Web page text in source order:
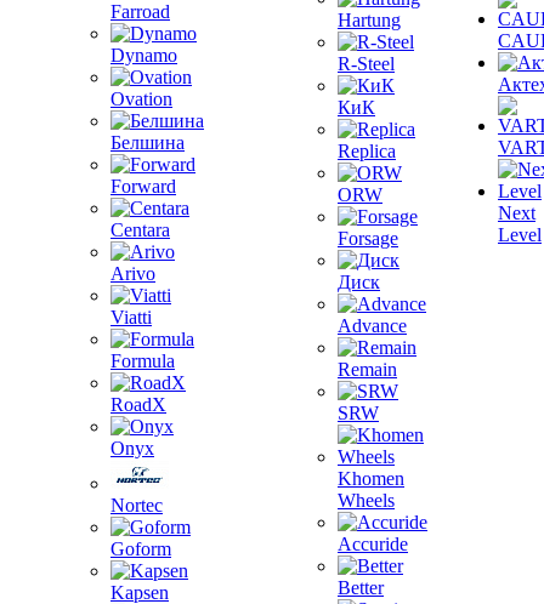
Farroad
Dynamo
Ovation
Белшина
Forward
Centara
Arivo
Viatti
Formula
RoadX
Onyx
Nortec
Goform
Kapsen
Hartung
R-Steel
КиК
Replica
ORW
Forsage
Диск
Advance
Remain
SRW
Khomen
Wheels
Accuride
Better
Next
Level